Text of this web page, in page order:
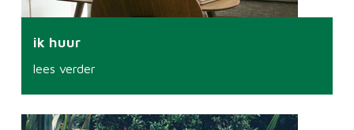
ik huur
lees verder